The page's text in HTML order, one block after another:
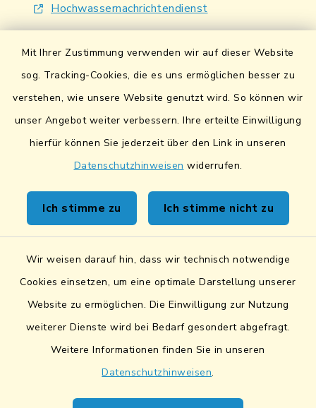
Mit Ihrer Zustimmung verwenden wir auf dieser Website
sog. Tracking-Cookies, die es uns ermöglichen besser zu
verstehen, wie unsere Website genutzt wird. So können wir
unser Angebot weiter verbessern. Ihre erteilte Einwilligung
hierfür können Sie jederzeit über den Link in unseren
Datenschutzhinweisen widerrufen.
Ich stimme zu Ich stimme nicht zu
Wir weisen darauf hin, dass wir technisch notwendige
Cookies einsetzen, um eine optimale Darstellung unserer
Website zu ermöglichen. Die Einwilligung zur Nutzung
weiterer Dienste wird bei Bedarf gesondert abgefragt.
Weitere Informationen finden Sie in unseren
Datenschutzhinweisen.
Hochwassernachrichtendienst
Lokales Bündnis für Familien
Fairtrade-Towns
Kontakt
Sicheres Kontaktformular
Sicherer Datentransfer
Datenschutz